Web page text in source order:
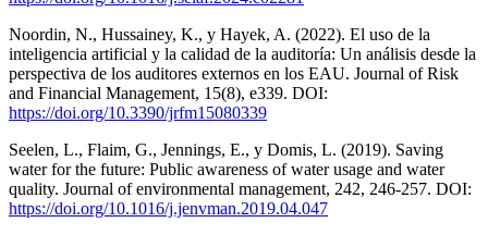
Noordin, N., Hussainey, K., y Hayek, A. (2022). El uso de la
inteligencia artificial y la calidad de la auditoría: Un análisis desde la
perspectiva de los auditores externos en los EAU. Journal of Risk
and Financial Management, 15(8), e339. DOI:
https://doi.org/10.3390/jrfm15080339
Seelen, L., Flaim, G., Jennings, E., y Domis, L. (2019). Saving
water for the future: Public awareness of water usage and water
quality. Journal of environmental management, 242, 246-257. DOI:
https://doi.org/10.1016/j.jenvman.2019.04.047